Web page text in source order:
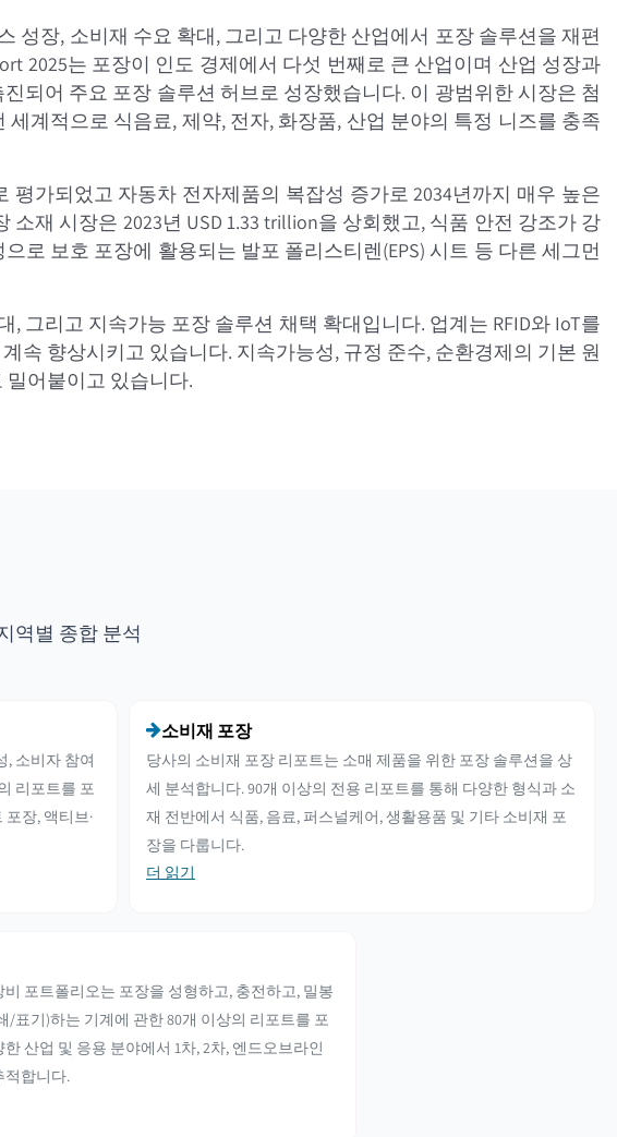
성장, 소비재 수요 확대, 그리고 다양한 산업에서 포장 솔루션을 재편
2025는 포장이 인도 경제에서 다섯 번째로 큰 산업이며 산업 성장과
되어 주요 포장 솔루션 허브로 성장했습니다. 이 광범위한 시장은 첨
계적으로 식음료, 제약, 전자, 화장품, 산업 분야의 특정 니즈를 충족
가되었고 자동차 전자제품의 복잡성 증가로 2034년까지 매우 높은
재 시장은 2023년 USD 1.33 trillion을 상회했고, 식품 안전 강조가 강
로 보호 포장에 활용되는 발포 폴리스티렌(EPS) 시트 등 다른 세그먼
그리고 지속가능 포장 솔루션 채택 확대입니다. 업계는 RFID와 IoT를
속 향상시키고 있습니다. 지속가능성, 규정 준수, 순환경제의 기본 원
어붙이고 있습니다.
역별 종합 분석
, 소비자 참여
리포트를 포
장, 액티브·
소비재 포장
당사의 소비재 포장 리포트는 소매 제품을 위한 포장 솔루션을 상
세 분석합니다. 90개 이상의 전용 리포트를 통해 다양한 형식과 소
재 전반에서 식품, 음료, 퍼스널케어, 생활용품 및 기타 소비재 포
장을 다룹니다.
더 읽기
비 포트폴리오는 포장을 성형하고, 충전하고, 밀봉
/표기)하는 기계에 관한 80개 이상의 리포트를 포
산업 및 응용 분야에서 1차, 2차, 엔드오브라인
적합니다.